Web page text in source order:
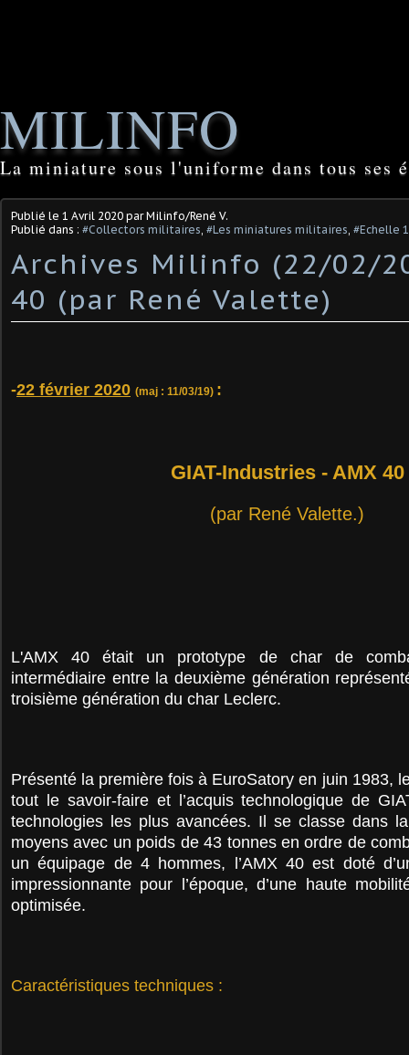
MILINFO
La miniature sous l'uniforme dans tous ses
Publié le 1 Avril 2020 par Milinfo/René V.
Publié dans : #Collectors militaires, #Les miniatures militaires, #Echelle
Archives Milinfo (22/02/
40 (par René Valette)
-22 février 2020 (maj : 11/03/19) :
GIAT-Industries - AMX 40
(par René Valette.)
L'AMX 40 était un prototype de char de
intermédiaire entre la deuxième génération
troisième génération du char Leclerc.
Présenté la première fois à EuroSatory en juin 1983,
tout le savoir-faire et l’acquis technologique de
technologies les plus avancées. Il se classe dans
moyens avec un poids de 43 tonnes en ordre de
un équipage de 4 hommes, l’AMX 40 est doté
impressionnante pour l’époque, d’une haute
optimisée.
Caractéristiques techniques :